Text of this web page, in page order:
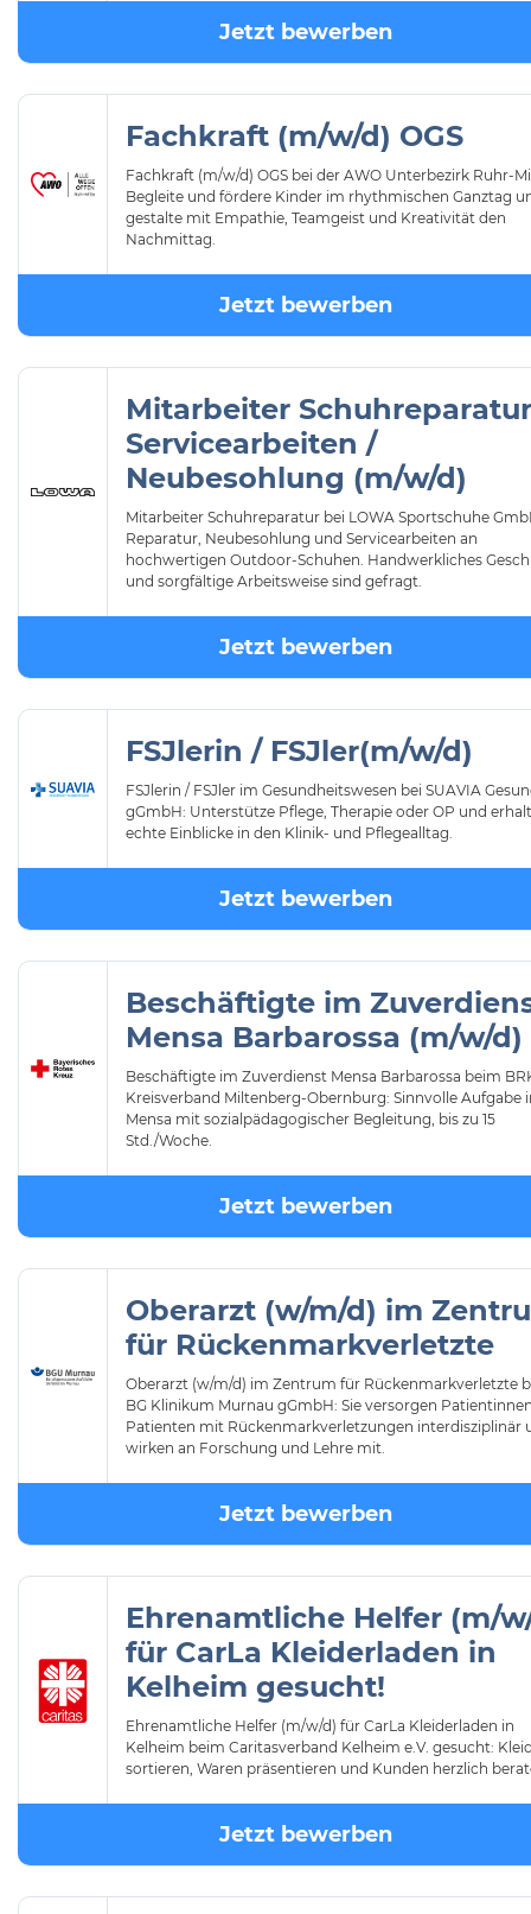
Jetzt bewerben
Fachkraft (m/w/d) OGS
Fachkraft (m/w/d) OGS bei der AWO Unterbezirk Ruhr-
Begleite und fördere Kinder im rhythmischen Ganztag
gestalte mit Empathie, Teamgeist und Kreativität den
Nachmittag.
Jetzt bewerben
Mitarbeiter
Servicearbeiten /
Neubesohlung (m/w/d)
Mitarbeiter Schuhreparatur bei LOWA Sportschuhe
Reparatur, Neubesohlung und Servicearbeiten an
hochwertigen Outdoor-Schuhen. Handwerkliches
und sorgfältige Arbeitsweise sind gefragt.
Jetzt bewerben
FSJlerin / FSJler(m/w/d)
FSJlerin / FSJler im Gesundheitswesen bei SUAVIA
gGmbH: Unterstütze Pflege, Therapie oder OP und
echte Einblicke in den Klinik- und Pflegealltag.
Jetzt bewerben
Beschäftigte im
Mensa Barbarossa (m/w/d)
Beschäftigte im Zuverdienst Mensa Barbarossa beim
Kreisverband Miltenberg-Obernburg: Sinnvolle Aufgabe
Mensa mit sozialpädagogischer Begleitung, bis zu 15
Std./Woche.
Jetzt bewerben
Oberarzt (w/m/d) im
für Rückenmarkverletzte
Oberarzt (w/m/d) im Zentrum für Rückenmarkverletzte
BG Klinikum Murnau gGmbH: Sie versorgen
Patienten mit Rückenmarkverletzungen interdisziplinär
wirken an Forschung und Lehre mit.
Jetzt bewerben
Ehrenamtliche Helfer (m/
für CarLa Kleiderladen in
Kelheim gesucht!
Ehrenamtliche Helfer (m/w/d) für CarLa Kleiderladen in
Kelheim beim Caritasverband Kelheim e.V. gesucht:
sortieren, Waren präsentieren und Kunden herzlich
Jetzt bewerben